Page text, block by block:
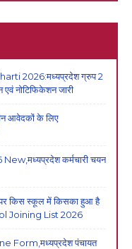
2026:मध्यप्रदेश ग्रुप 2
नोटिफिकेशन जारी
आवेदकों के लिए
कर्मचारी चयन
पर किस स्कूल में किसका हुआ है
Joining List 2026
Form,मध्यप्रदेश पंचायत